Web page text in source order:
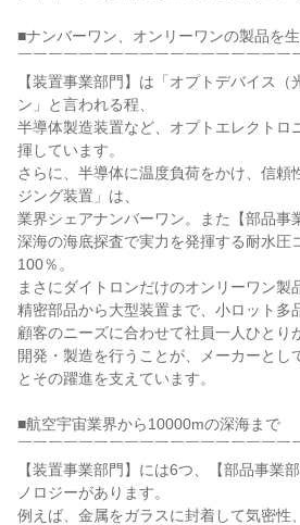
■ナンバーワン、オンリーワンの製品を
￣￣￣￣￣￣￣￣￣￣￣￣￣￣￣￣￣￣
【装置事業部門】は「オプトデバイス（
ン」と言われる程、
半導体製造装置など、オプトエレクトロ
揮しています。
さらに、半導体に温度負荷をかけ、信頼
ジング装置」は、
業界シェアナンバーワン。また【部品事
深海の海底探査で実力を発揮する耐水圧
100％。
まさにダイトロンだけのオンリーワン製
精密部品から大型装置まで、小ロット多
顧客のニーズに合わせて社員一人ひとり
開発・製造を行うことが、メーカーとし
とその躍進を支えています。
■航空宇宙業界から10000mの深海まで
￣￣￣￣￣￣￣￣￣￣￣￣￣￣￣￣￣￣
【装置事業部門】には6つ、【部品事業
ノロジーがあります。
例えば、金属をガラスに封着して気密性